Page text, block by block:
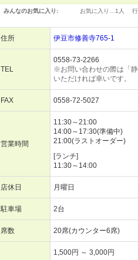
みんなのお気に入り: お気に入り… 1人
住所 伊豆市修善寺765-1
TEL
0558-73-2266
※お問い合わせの際は「
いただければ幸いです。
FAX 0558-72-5027
営業時間
11:30～21:00
14:00～17:30(準備中)
21:00(ラストオーダー)
[ランチ]
11:30～14:00
店休日 月曜日
駐車場 2台
席数 20席(カウンター6席)
1,500円 ～ 3,000円